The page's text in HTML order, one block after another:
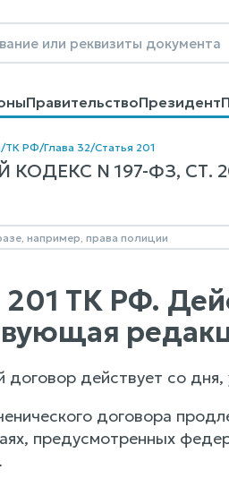
ПравительствоПрезидент
договоровКонтакты
/ТК РФ/Глава 32/Статья 201
КОДЕКС N 197-ФЗ, СТ.
201 ТК РФ.
договор действует со
договора
предусмотренных